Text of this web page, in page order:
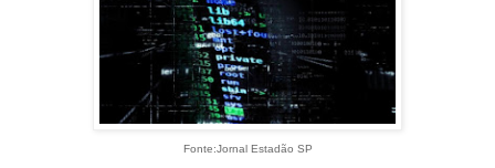
Fonte:Jornal Estadão SP